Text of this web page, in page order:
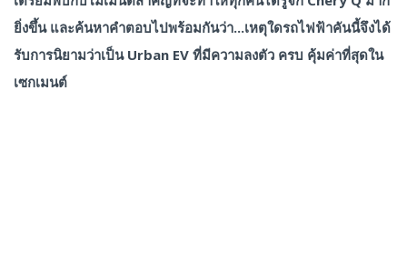
ยิ่งขึ้น และค้นหาคำตอบไปพร้อมกันว่า...เหตุใดรถไฟฟ้าคันนี้จึงได้
รับการนิยามว่าเป็น Urban EV ที่มีความลงตัว ครบ คุ้มค่าที่สุดใน
เซกเมนต์